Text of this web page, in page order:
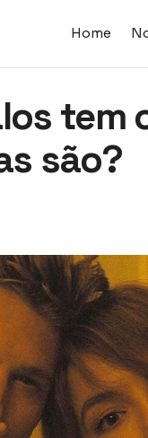
Home
tem
são?